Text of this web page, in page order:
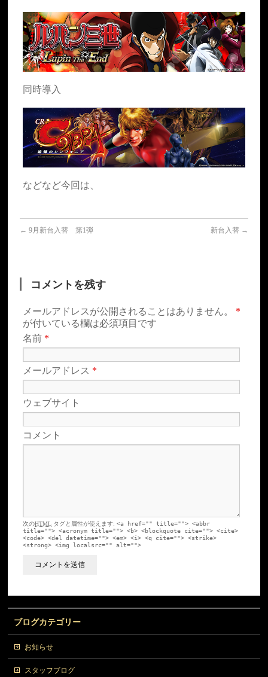
同時導入
などなど今回は、
← 9月新台入替 第1弾 新台入替 →
コメントを残す
メールアドレスが公開されることはありません。 *
が付いている欄は必須項目です
名前 *
メールアドレス *
ウェブサイト
コメント
次のHTML タグと属性が使えます:<a href="" title=""> <abbr
title=""> <acronym title=""> <b> <blockquote cite=""> <cite>
<code> <del datetime=""> <em> <i> <q cite=""> <strike>
<strong> <img localsrc="" alt="">
ブログカテゴリー
お知らせ
スタッフブログ